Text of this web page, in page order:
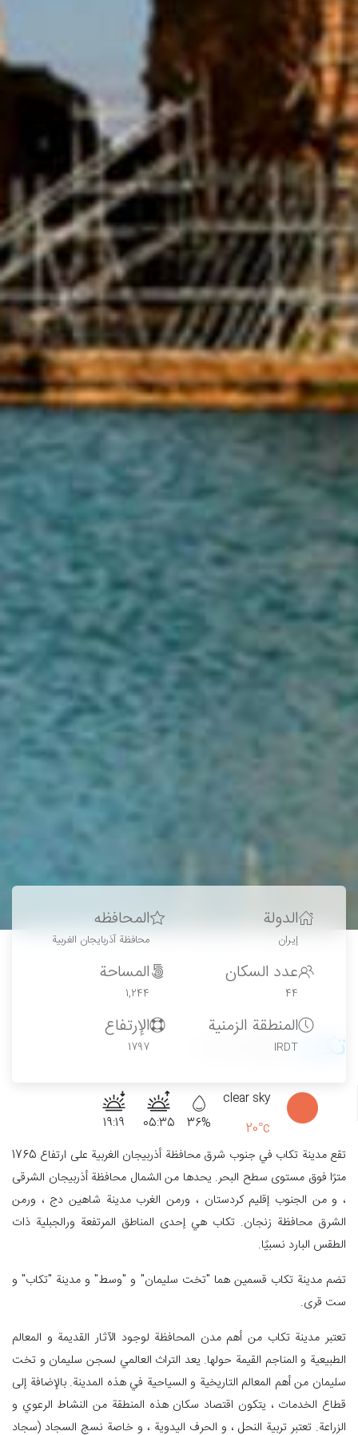
الدولة
إيران
المحافظه
محافظة آذربايجان الغربية
عدد السكان
44
المساحة
1,244
المنطقة الزمنية
IRDT
الإرتفاع
1797 تکاب
clear sky
20°c
36%
05:35
19:19
تقع مدينة تكاب في جنوب شرق محافظة أذربيجان الغربية على ارتفاع 1765
مترًا فوق مستوى سطح البحر. يحدها من الشمال محافظة أذربيجان الشرقی
، و من الجنوب إقليم كردستان ، ورمن الغرب مدينة شاهين دج ، ورمن
الشرق محافظة زنجان. تكاب هي إحدى المناطق المرتفعة ورالجبلية ذات
الطقس البارد نسبيًا.
تضم مدينة تكاب قسمين هما "تخت سليمان" و "وسط" و مدينة "تكاب" و
ست قرى.
تعتبر مدينة تكاب من أهم مدن المحافظة لوجود الآثار القديمة و المعالم
الطبيعية و المناجم القيمة حولها. يعد التراث العالمي لسجن سليمان و تخت
سليمان من أهم المعالم التاريخية و السياحية في هذه المدينة. بالإضافة إلى
قطاع الخدمات ، يتكون اقتصاد سكان هذه المنطقة من النشاط الرعوي و
الزراعة. تعتبر تربية النحل ، و الحرف اليدوية ، و خاصة نسج السجاد (سجاد